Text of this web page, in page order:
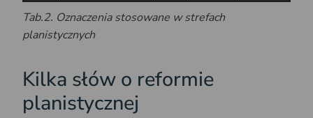
Tab.2. Oznaczenia stosowane w strefach
planistycznych
Kilka słów o reformie
planistycznej